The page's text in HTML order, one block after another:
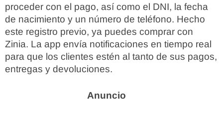
proceder con el pago, así como el DNI, la fecha
de nacimiento y un número de teléfono. Hecho
este registro previo, ya puedes comprar con
Zinia. La app envía notificaciones en tiempo real
para que los clientes estén al tanto de sus pagos,
entregas y devoluciones.